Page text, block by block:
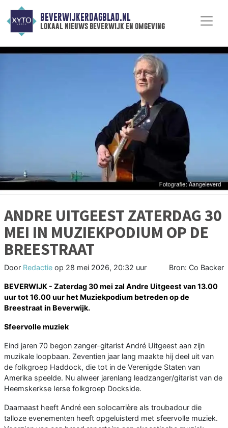
BEVERWIJKERDAGBLAD.NL
lokaal nieuws beverwijk en omgeving
ANDRE UITGEEST ZATERDAG 30
MEI IN MUZIEKPODIUM OP DE
BREESTRAAT
Door Redactie op 28 mei 2026, 20:32 uur Bron: Co Backer
BEVERWIJK - Zaterdag 30 mei zal Andre Uitgeest van 13.00
uur tot 16.00 uur het Muziekpodium betreden op de
Breestraat in Beverwijk.
Sfeervolle muziek
Eind jaren 70 begon zanger-gitarist André Uitgeest aan zijn
muzikale loopbaan. Zeventien jaar lang maakte hij deel uit van
de folkgroep Haddock, die tot in de Verenigde Staten van
Amerika speelde. Nu alweer jarenlang leadzanger/gitarist van de
Heemskerkse Ierse folkgroep Dockside.
Daarnaast heeft André een solocarrière als troubadour die
talloze evenementen heeft opgeluisterd met sfeervolle muziek.